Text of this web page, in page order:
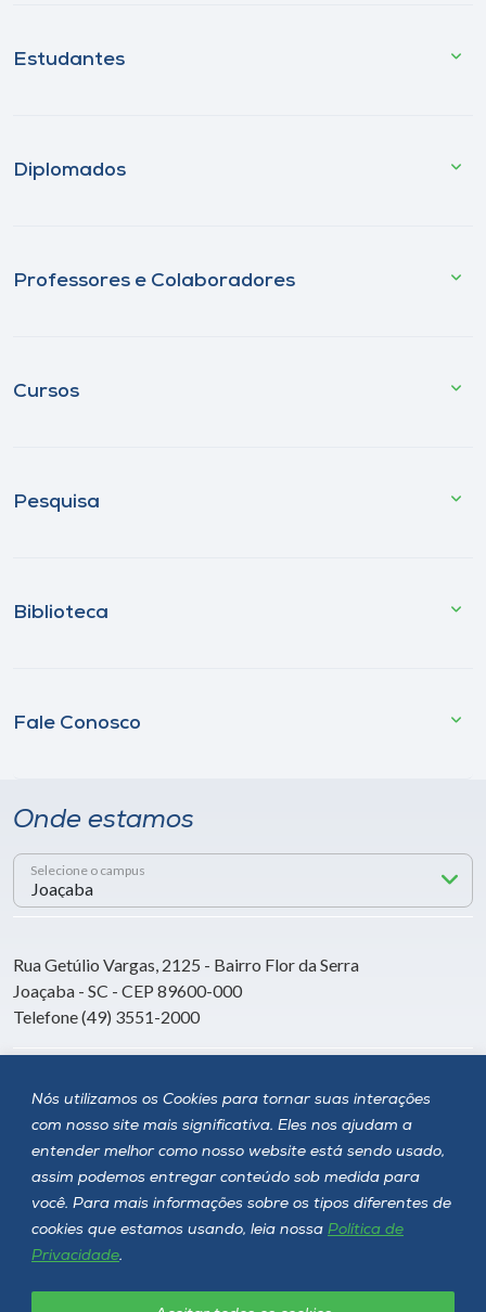
Nós utilizamos os Cookies para tornar suas interações
com nosso site mais significativa. Eles nos ajudam a
entender melhor como nosso website está sendo usado,
assim podemos entregar conteúdo sob medida para
você. Para mais informações sobre os tipos diferentes de
cookies que estamos usando, leia nossa Política de
Privacidade.
Estudantes
Diplomados
Professores e Colaboradores
Cursos
Pesquisa
Biblioteca
Fale Conosco
Onde estamos
Selecione o campus
Rua Getúlio Vargas, 2125 - Bairro Flor da Serra
Joaçaba - SC - CEP 89600-000
Telefone (49) 3551-2000
Siga a Unoesc